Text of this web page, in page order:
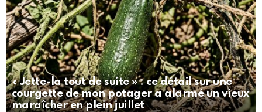
« Jette-la tout de suite » : ce détail sur une
courgette de mon potager a alarmé un vieux
maraîcher en plein juillet